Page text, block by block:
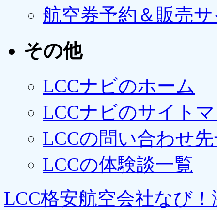
航空券予約＆販売
その他
LCCナビのホーム
LCCナビのサイト
LCCの問い合わせ
LCCの体験談一覧
LCC格安航空会社なび